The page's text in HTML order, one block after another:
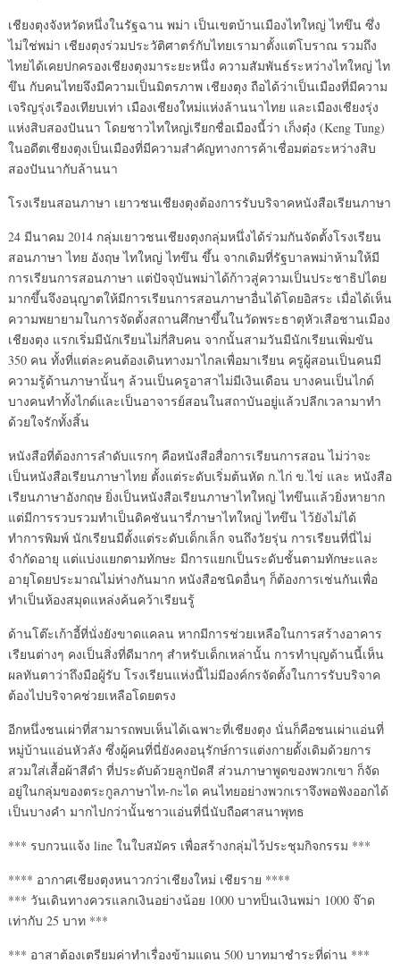
เชียงตุงจังหวัดหนึ่งในรัฐฉาน พม่า เป็นเขตบ้านเมืองไทใหญ่ ไทขึน ซึ่ง
ไม่ใช่พม่า เชียงตุงร่วมประวัติศาตร์กับไทยเรามาตั้งแต่โบราณ รวมถึง
ไทยได้เคยปกครองเชียงตุงมาระยะหนึ่ง ความสัมพันธ์ระหว่างไทใหญ่ ไท
ขึน กับคนไทยจึงมีความเป็นมิตรภาพ เชียงตุง ถือได้ว่าเป็นเมืองที่มีความ
เจริญรุ่งเรืองเทียบเท่า เมืองเชียงใหม่แห่งล้านนาไทย และเมืองเชียงรุ่ง
แห่งสิบสองปันนา โดยชาวไทใหญ่เรียกชื่อเมืองนี้ว่า เก็งตุ๋ง (Keng Tung)
ในอดีตเชียงตุงเป็นเมืองที่มีความสำคัญทางการค้าเชื่อมต่อระหว่างสิบ
สองปันนากับล้านนา
โรงเรียนสอนภาษา เยาวชนเชียงตุงต้องการรับบริจาคหนังสือเรียนภาษา
24 มีนาคม 2014 กลุ่มเยาวชนเชียงตุงกลุ่มหนึ่งได้ร่วมกันจัดตั้งโรงเรียน
สอนภาษา ไทย อังฤษ ไทใหญ่ ไทขึน ขึ้น จากเดิมที่รัฐบาลพม่าห้ามให้มี
การเรียนการสอนภาษา แต่ปัจจุบันพม่าได้ก้าวสู่ความเป็นประชาธิปไตย
มากขึ้นจึงอนุญาตให้มีการเรียนการสอนภาษาอื่นได้โดยอิสระ เมื่อได้เห็น
ความพยายามในการจัดตั้งสถานศึกษาขึ้นในวัดพระธาตุหัวเสือชานเมือง
เชียงตุง แรกเริ่มมีนักเรียนไม่กี่สิบคน จากนั้นสามวันมีนักเรียนเพิ่มขัน
350 คน ทั้งที่แต่ละคนต้องเดินทางมาไกลเพื่อมาเรียน ครูผู้สอนเป็นคนมี
ความรู้ด้านภาษานั้นๆ ล้วนเป็นครูอาสาไม่มีเงินเดือน บางคนเป็นไกด์
บางคนทำทั้งไกด์และเป็นอาจารย์สอนในสถาบันอยู่แล้วปลีกเวลามาทำ
ด้วยใจรักทั้งสิ้น
หนังสือที่ต้องการลำดับแรกๆ คือหนังสือสื่อการเรียนการสอน ไม่ว่าจะ
เป็นหนังสือเรียนภาษาไทย ตั้งแต่ระดับเริ่มต้นหัด ก.ไก่ ข.ไข่ และ หนังสือ
เรียนภาษาอังกฤษ ยิ่งเป็นหนังสือเรียนภาษาไทใหญ่ ไทขึนแล้วยิ่งหายาก
แต่มีการรวบรวมทำเป็นดิคชันนารี่ภาษาไทใหญ่ ไทขึน ไว้ยังไม่ได้
ทำการพิมพ์ นักเรียนมีตั้งแต่ระดับเด็กเล็ก จนถึงวัยรุ่น การเรียนที่นี่ไม่
จำกัดอายุ แต่แบ่งแยกตามทักษะ มีการแยกเป็นระดับชั้นตามทักษะและ
อายุโดยประมาณไม่ห่างกันมาก หนังสือชนิดอื่นๆ ก็ต้องการเช่นกันเพื่อ
ทำเป็นห้องสมุดแหล่งค้นคว้าเรียนรู้
ด้านโต๊ะเก้าอี้ที่นั่งยังขาดแคลน หากมีการช่วยเหลือในการสร้างอาคาร
เรียนต่างๆ คงเป็นสิ่งที่ดีมากๆ สำหรับเด็กเหล่านั้น การทำบุญด้านนี้เห็น
ผลทันตาว่าถึงมือผู้รับ โรงเรียนแห่งนี้ไม่มีองค์กรจัดตั้งในการรับบริจาค
ต้องไปบริจาคช่วยเหลือโดยตรง
อีกหนึ่งชนเผ่าที่สามารถพบเห็นได้เฉพาะที่เชียงตุง นั่นก็คือชนเผ่าแอ่นที่
หมู่บ้านแอ่นหัวลัง ซึ่งผู้คนที่นี่ยังคงอนุรักษ์การแต่งกายดั้งเดิมด้วยการ
สวมใส่เสื้อผ้าสีดำ ที่ประดับด้วยลูกปัดสี ส่วนภาษาพูดของพวกเขา ก็จัด
อยู่ในกลุ่มของตระกูลภาษาไท-กะได คนไทยอย่างพวกเราจึงพอฟังออกได้
เป็นบางคำ มากไปกว่านั้นชาวแอ่นที่นี่นับถือศาสนาพุทธ
*** รบกวนแจ้ง line ในใบสมัคร เพื่อสร้างกลุ่มไว้ประชุมกิจกรรม ***
**** อากาศเชียงตุงหนาวกว่าเชียงใหม่ เชียราย ****
*** วันเดินทางควรแลกเงินอย่างน้อย 1000 บาทป็นเงินพม่า 1000 จ๊าด
เท่ากับ 25 บาท ***
*** อาสาต้องเตรียมค่าทำเรื่องข้ามแดน 500 บาทมาชำระที่ด่าน ***